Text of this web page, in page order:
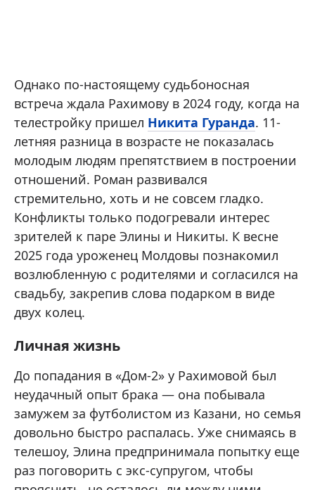
Однако по-настоящему судьбоносная
встреча ждала Рахимову в 2024 году, когда на
телестройку пришел Никита Гуранда. 11-
летняя разница в возрасте не показалась
молодым людям препятствием в построении
отношений. Роман развивался
стремительно, хоть и не совсем гладко.
Конфликты только подогревали интерес
зрителей к паре Элины и Никиты. К весне
2025 года уроженец Молдовы познакомил
возлюбленную с родителями и согласился на
свадьбу, закрепив слова подарком в виде
двух колец.
Личная жизнь
До попадания в «Дом-2» у Рахимовой был
неудачный опыт брака — она побывала
замужем за футболистом из Казани, но семья
довольно быстро распалась. Уже снимаясь в
телешоу, Элина предпринимала попытку еще
раз поговорить с экс-супругом, чтобы